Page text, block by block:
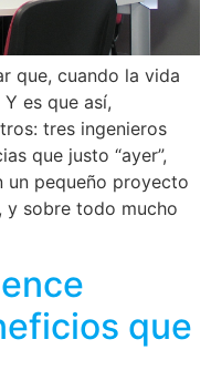
que, cuando la vida
es que así,
tres ingenieros
que justo “ayer”,
un pequeño proyecto
y sobre todo mucho
que